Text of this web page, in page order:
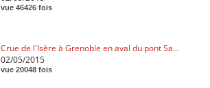
vue 46426 fois
Crue de l'Isère à Grenoble en aval du pont Sa...
02/05/2015
vue 20048 fois